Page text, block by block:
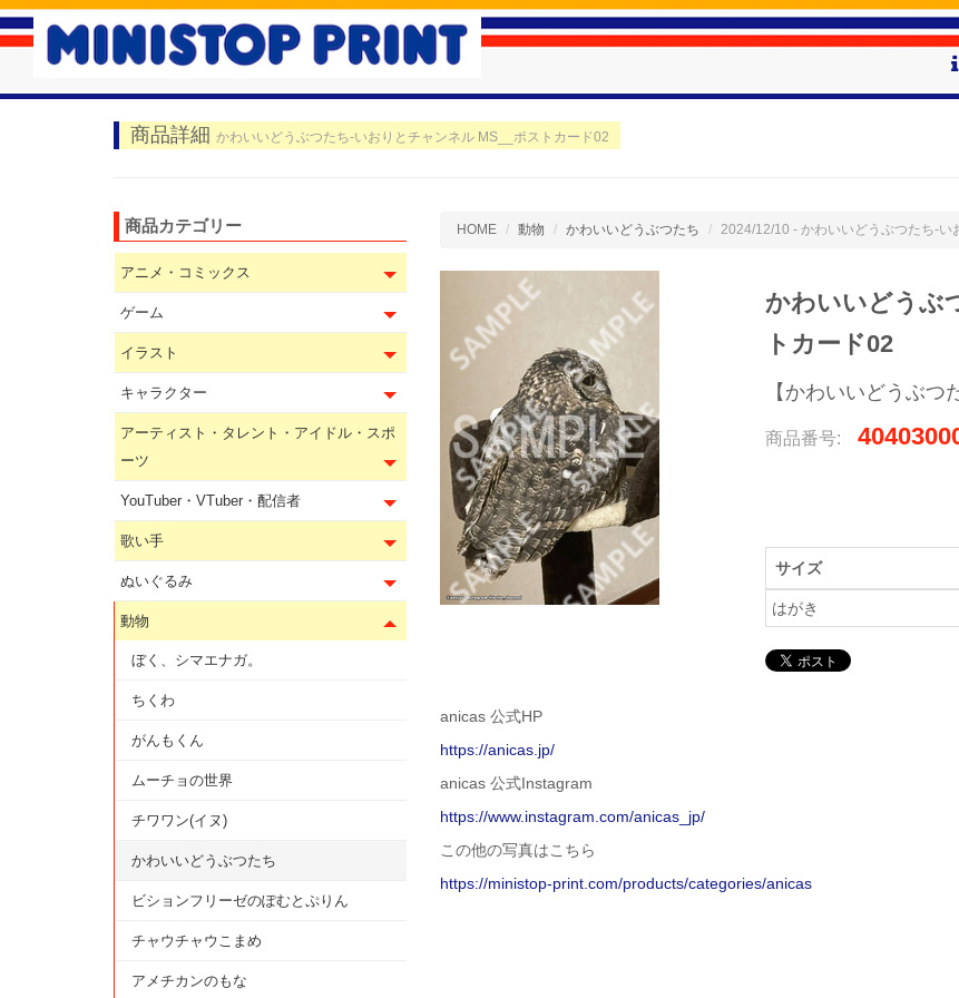
商品詳細 かわいいどうぶつたち-いおりとチャンネル MS__ポストカード02
HOME 動物 かわいいどうぶつたち 2024/12/10 - かわいいどうぶつたち-
かわいいどうぶ
トカード02
【かわいいどうぶ
商品番号:
サイズ
はがき
anicas 公式HP
https://anicas.jp/
anicas 公式Instagram
https://www.instagram.com/anicas_jp/
この他の写真はこちら
https://ministop-print.com/products/categories/anicas
商品カテゴリー
アニメ・コミックス
ゲーム
イラスト
キャラクター
アーティスト・タレント・アイドル・スポ
ーツ
YouTuber・VTuber・配信者
歌い手
ぬいぐるみ
動物
ぼく、シマエナガ。
ちくわ
がんもくん
ムーチョの世界
チワワン(イヌ)
かわいいどうぶつたち
ビションフリーゼのぽむとぷりん
チャウチャウこまめ
アメチカンのもな